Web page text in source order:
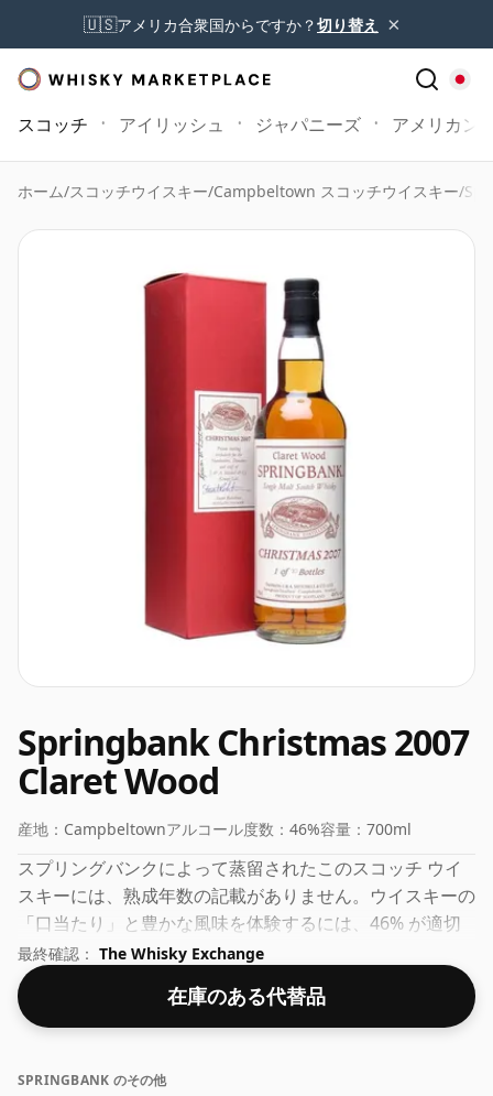
🇺🇸アメリカ合衆国からですか？切り替え ×
スコッチ アイリッシュ ジャパニーズ アメリカン
ホーム/スコッチウイスキー/Campbeltown スコッチウイスキー/
Springbank Christmas 2007
Claret Wood
産地： Campbeltownアルコール度数： 46%容量： 700ml
スプリングバンクによって蒸留されたこのスコッチ ウイ
スキーには、熟成年数の記載がありません。ウイスキーの
「口当たり」と豊かな風味を体験するには、46% が適切
なアルコール度数であると多くの人が考えています。
最終確認： The Whisky Exchange
在庫のある代替品
SPRINGBANK のその他